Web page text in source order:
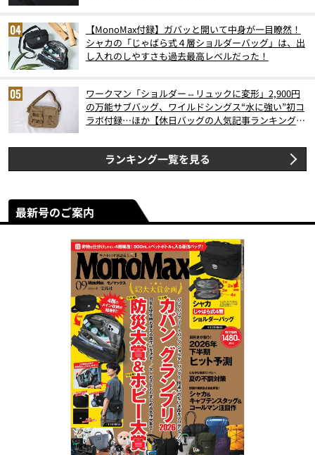
【MonoMax付録】ガバッと開いて中身が一目瞭然！
シャカの「じゃばら式４層ショルダーバッグ」は、出
し入れのしやすさも過去最高レベルだった！
ワークマン「ショルダー⇔リュックに変形」2,900円
の万能サブバッグ、ワイルドシングス“水に強い”初コ
ラボ付録…ほか【休日バッグの人気記事ランキングベ
ランキング一覧を見る
最新号のご案内